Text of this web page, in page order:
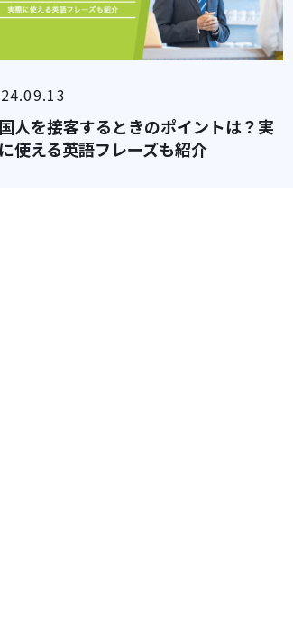
人を接客するときのポイントは？実
使える英語フレーズも紹介